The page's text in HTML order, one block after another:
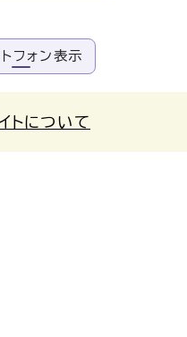
フォン表示
トについて